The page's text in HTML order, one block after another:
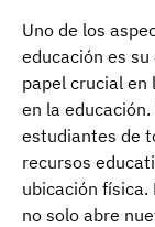
Uno de los
educación es
papel crucial en
en la
estudiantes de
recursos
ubicación
no solo abre